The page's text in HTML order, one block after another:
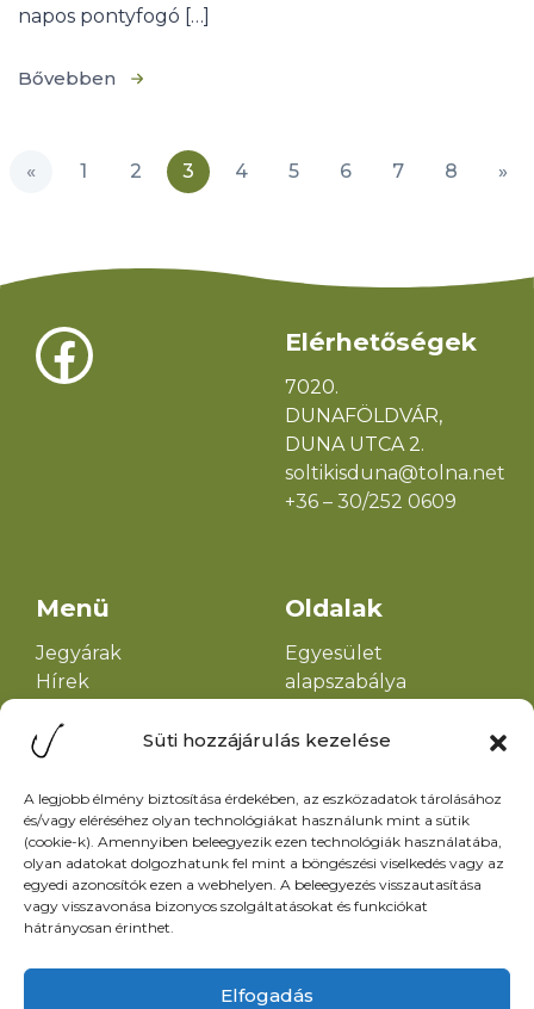
Süti hozzájárulás kezelése
A legjobb élmény biztosítása érdekében, az eszközadatok tárolásához
és/vagy eléréséhez olyan technológiákat használunk mint a sütik
(cookie-k). Amennyiben beleegyezik ezen technológiák használatába,
olyan adatokat dolgozhatunk fel mint a böngészési viselkedés vagy az
egyedi azonosítók ezen a webhelyen. A beleegyezés visszautasítása
vagy visszavonása bizonyos szolgáltatásokat és funkciókat
hátrányosan érinthet.
Elfogadás
napos pontyfogó […]
Bővebben
« 1 2 3 4 5 6 7 8 »
FacebookElérhetőségek
7020.
DUNAFÖLDVÁR,
DUNA UTCA 2.
soltikisduna@tolna.net
+36 – 30/252 0609
Menü
Jegyárak
Hírek
Galéria
Kapcsolat
Oldalak
Egyesület
alapszabálya
Halőrök elérhetősége
tájékoztató
Impresszum
Horgásztanya
gondnok